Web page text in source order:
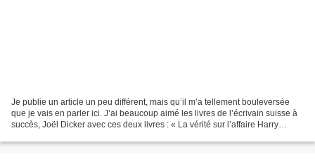
Je publie un article un peu différent, mais qu’il m’a tellement bouleversée
que je vais en parler ici. J’ai beaucoup aimé les livres de l’écrivain suisse à
succès, Joël Dicker avec ces deux livres : « La vérité sur l’affaire Harry